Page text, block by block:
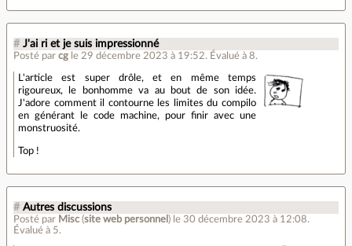
# J'ai ri et je suis impressionné
Posté par cg le 29 décembre 2023 à 19:52. Évalué à 8.
L'article est super drôle, et en même temps
rigoureux, le bonhomme va au bout de son idée.
J'adore comment il contourne les limites du compilo
en générant le code machine, pour finir avec une
monstruosité.
Top !
# Autres discussions
Posté par Misc(site web personnel ) le 30 décembre 2023 à 12:08.
Évalué à 5.